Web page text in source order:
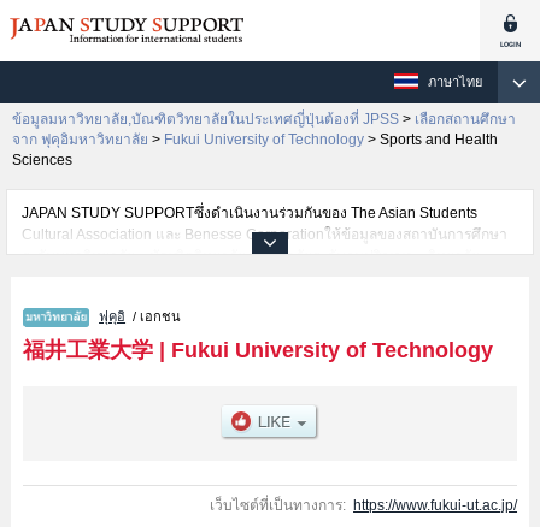
ภาษาไทย
ข้อมูลมหาวิทยาลัย,บัณฑิตวิทยาลัยในประเทศญี่ปุ่นต้องที่ JPSS > เลือกสถานศึกษา
จาก ฟุคุอิมหาวิทยาลัย > Fukui University of Technology > Sports and Health
Sciences
JAPAN STUDY SUPPORTซึ่งดำเนินงานร่วมกันของ The Asian Students
Cultural Association และ Benesse Corporationให้ข้อมูลของสถาบันการศึกษา
ระดับมหาวิทยาลัย・บัณฑิตวิทยาลัย・วิทยาลัยระดับอนุปริญญา・วิทยาลัย
นักศึกษาต่างชาติเช่นข้อมูลของแต่ละคณะ,ข้อมูลการสอบคัดเลือกเข้าศึกษาเช่น
จำนวนคนที่รับสมัครหรือจำนวนคนที่ผ่านการสอบคัดเลือกเป็นต้น,แนะนำสถาน
ที่,การเดินทางเป็นต้นไว้ด้วยดังนั้นขอเชิญใช้บริการค้นหาข้อมูลตามอัธยาศัย
ฟุคุอิ / เอกชน
福井工業大学| Fukui University of Technology
เว็บไซต์ที่เป็นทางการ: https://www.fukui-ut.ac.jp/